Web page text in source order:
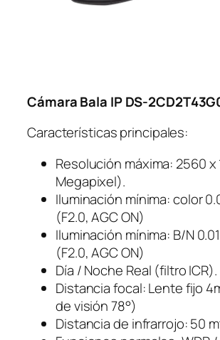
Cámara Bala IP DS-
Características principales:
Resolución máxima: 2560 x
Megapixel).
Iluminación mínima: color
(F2.0, AGC ON)
Iluminación mínima: B/N
(F2.0, AGC ON)
Día / Noche Real (filtro ICR).
Distancia focal: Lente fijo
de visión 78°)
Distancia de infrarrojo: 50